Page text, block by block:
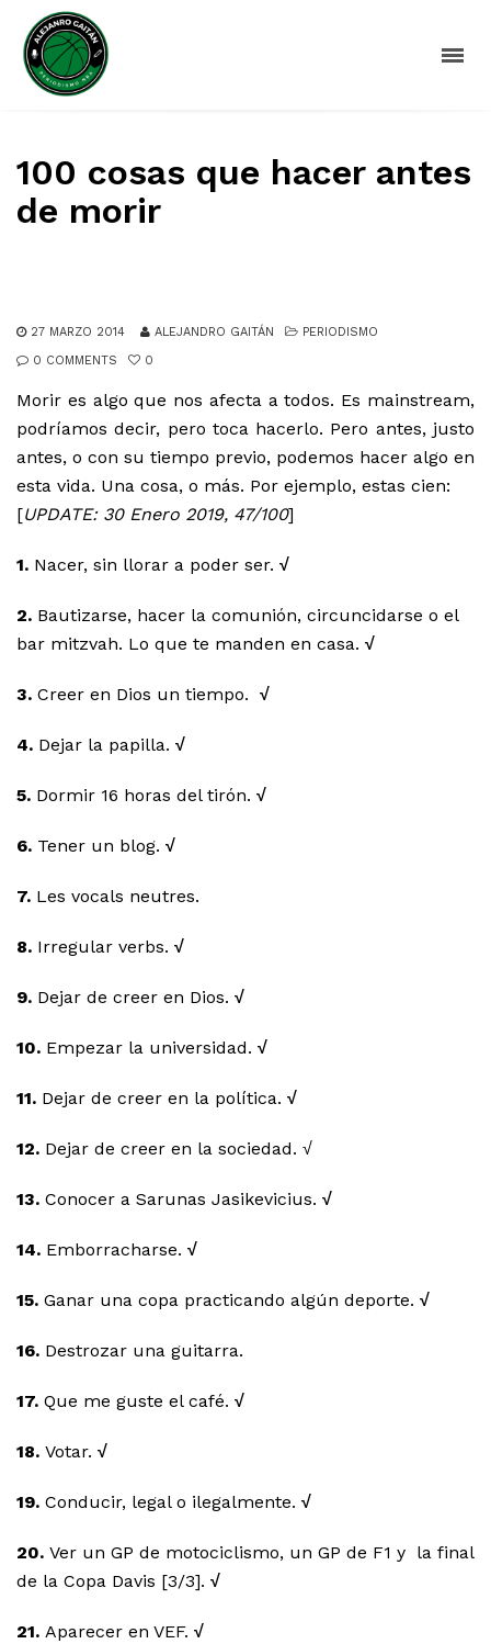
100 cosas que hacer antes
de morir
27 MARZO 2014 ALEJANDRO GAITÁN
PERIODISMO
0 COMMENTS
0
Morir es algo que nos afecta a todos. Es mainstream,
podríamos decir, pero toca hacerlo. Pero antes, justo
antes, o con su tiempo previo, podemos hacer algo en
esta vida. Una cosa, o más. Por ejemplo, estas cien:
[UPDATE: 30 Enero 2019, 47/100]
1. Nacer, sin llorar a poder ser. √
2. Bautizarse, hacer la comunión, circuncidarse o el
bar mitzvah. Lo que te manden en casa. √
3. Creer en Dios un tiempo. √
4. Dejar la papilla. √
5. Dormir 16 horas del tirón. √
6. Tener un blog. √
7. Les vocals neutres.
8. Irregular verbs. √
9. Dejar de creer en Dios. √
10. Empezar la universidad. √
11. Dejar de creer en la política. √
12. Dejar de creer en la sociedad. √
13. Conocer a Sarunas Jasikevicius. √
14. Emborracharse. √
15. Ganar una copa practicando algún deporte. √
16. Destrozar una guitarra.
17. Que me guste el café. √
18. Votar. √
19. Conducir, legal o ilegalmente. √
20. Ver un GP de motociclismo, un GP de F1 y la final
de la Copa Davis [3/3]. √
21. Aparecer en VEF. √